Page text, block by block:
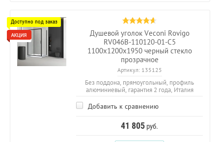
Душевой уголок Veconi Rovigo
RV046B-110120-01-C5
1100х1200х1950 черный стекло
прозрачное
Артикул:135125
Без поддона, прямоугольный, профиль
алюминиевый, гарантия 2 года, Италия
Добавить к сравнению
41 805 руб.